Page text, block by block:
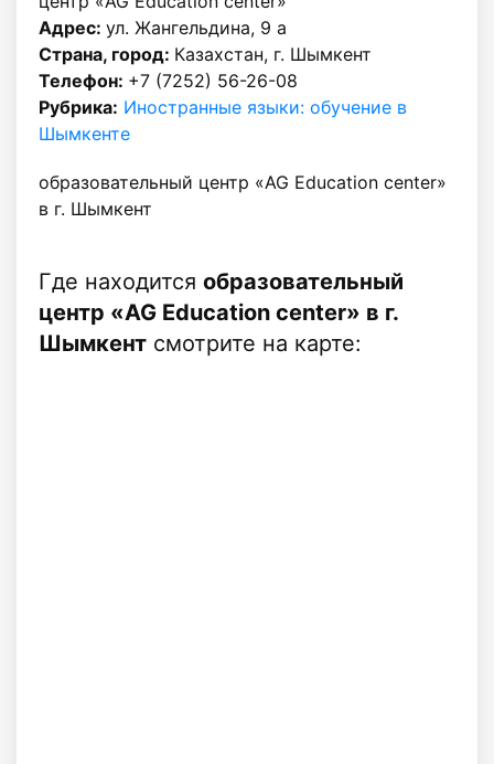
Адрес: ул. Жангельдина, 9 а
Страна, город: Казахстан, г. Шымкент
Телефон: +7 (7252) 56-26-08
Рубрика: Иностранные языки: обучение в
Шымкенте
образовательный центр «AG Education center»
в г. Шымкент
Где находится образовательный
центр «AG Education center» в г.
Шымкент смотрите на карте: